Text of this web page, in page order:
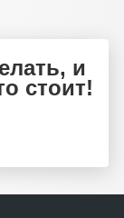
и
стоит!